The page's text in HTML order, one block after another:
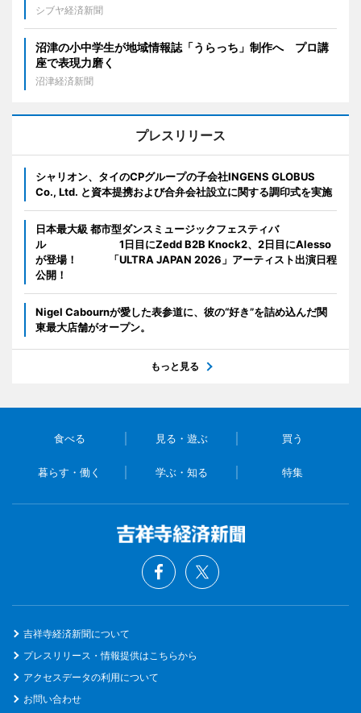
シブヤ経済新聞
沼津の小中学生が地域情報誌「うらっち」制作へ プロ講
座で表現力磨く
沼津経済新聞
プレスリリース
シャリオン、タイのCPグループの子会社INGENS GLOBUS
Co., Ltd. と資本提携および合弁会社設立に関する調印式を実施
日本最大級 都市型ダンスミュージックフェスティバ
ル 1日目にZedd B2B Knock2、2日目にAlesso
が登場！ 「ULTRA JAPAN 2026」アーティスト出演日程
公開！
Nigel Cabournが愛した表参道に、彼の“好き”を詰め込んだ関
東最大店舗がオープン。
もっと見る
食べる 見る・遊ぶ 買う
暮らす・働く 学ぶ・知る 特集
吉祥寺経済新聞について
プレスリリース・情報提供はこちらから
アクセスデータの利用について
お問い合わせ